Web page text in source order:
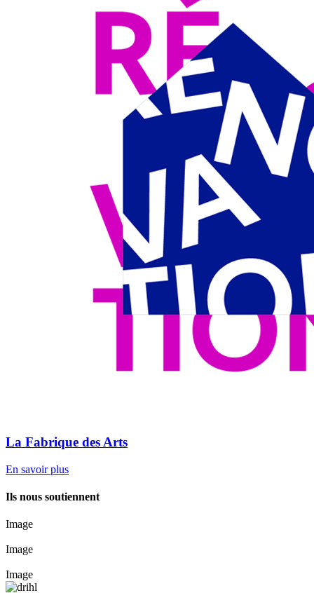
La Fabrique des Arts
En savoir plus
Ils nous soutiennent
Image
Image
Image